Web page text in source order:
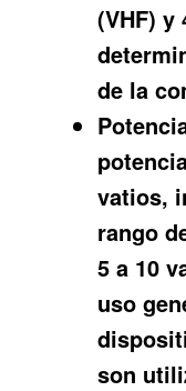
(VHF) y
de la
vatios,
rango
5 a 10
uso
son